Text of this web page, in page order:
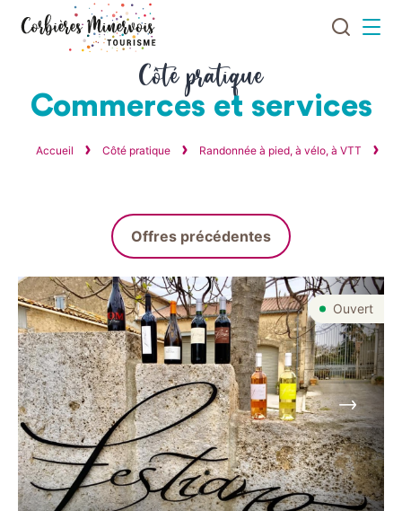
Tourisme
JeMenu
Côté pratique
Commerces et services
Accueil Côté pratique Randonnée à pied, à vélo, à VTT
Offres précédentes
Ouvert
Suivant